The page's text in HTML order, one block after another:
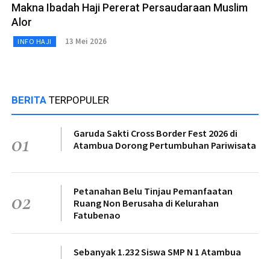
Makna Ibadah Haji Pererat Persaudaraan Muslim
Alor
INFO HAJI 13 Mei 2026
BERITA TERPOPULER
01
Garuda Sakti Cross Border Fest 2026 di
Atambua Dorong Pertumbuhan Pariwisata
02
Petanahan Belu Tinjau Pemanfaatan
Ruang Non Berusaha di Kelurahan
Fatubenao
Sebanyak 1.232 Siswa SMP N 1 Atambua